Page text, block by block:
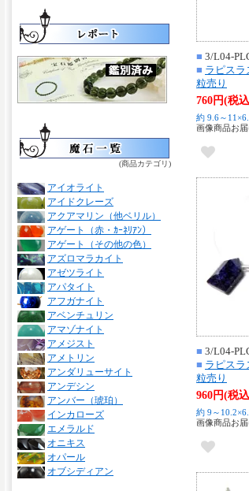
(商品カテゴリ)
アイオライト
アイドクレーズ
アクアマリン（他ベリル）
アゲート（赤・ｶｰﾈﾘｱﾝ）
アゲート（その他の色）
アズロマラカイト
アゼツライト
アパタイト
アフガナイト
アベンチュリン
アマゾナイト
アメジスト
アメトリン
アンダリューサイト
アンデシン
アンバー（琥珀）
インカローズ
エメラルド
オニキス
オパール
オブシディアン
■ 3/L04-
■ ラピスラ
粒売り
760円(税
約 9.6～
画像商品お届
■ 3/L04-
■ ラピスラ
粒売り
960円(税
約 9～
画像商品お届